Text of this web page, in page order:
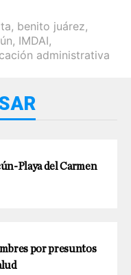
, benito juárez,
, IMDAI,
administrativa
Playa del Carmen
por presuntos